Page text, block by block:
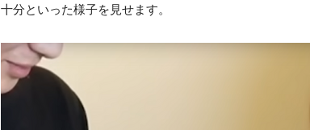
十分といった様子を見せます。